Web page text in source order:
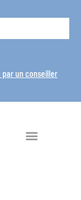
un conseiller